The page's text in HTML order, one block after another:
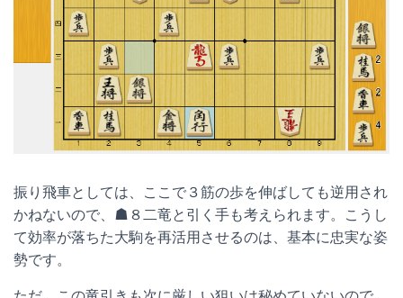
振り飛車としては、ここで３筋の歩を伸ばしても逆用され
かねないので、☗８二竜と引く手も考えられます。こうし
て効率が落ちた大駒を再活用させるのは、基本に忠実な姿
勢です。